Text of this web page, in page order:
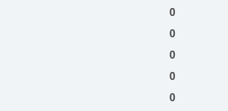
0
0
0
0
0